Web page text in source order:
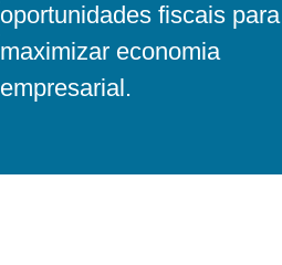
oportunidades fiscais para
maximizar economia
empresarial.